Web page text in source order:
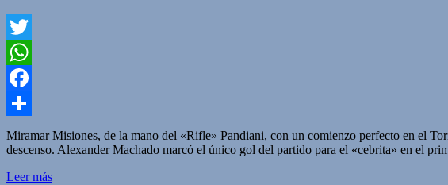
Twitter
WhatsApp
Facebook
Compartir
Miramar Misiones, de la mano del «Rifle» Pandiani, con un comienzo perfecto en el
descenso. Alexander Machado marcó el único gol del partido para el «cebrita» en el
Leer más